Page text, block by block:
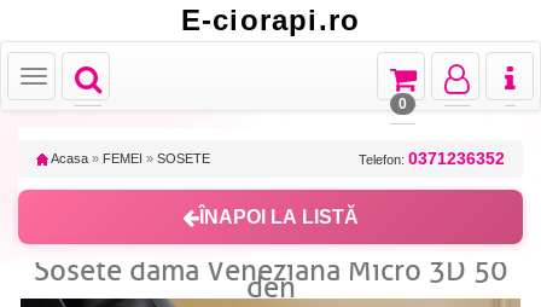
E-ciorapi.ro
Toggle
navigation
Toggle
Toggle
navigation
Toggle
navigation
Toggle
navigation
0
Acasa » FEMEI » SOSETE Telefon: 0371236352
ÎNAPOI LA LISTĂ
Sosete dama Veneziana Micro 3D 50
den